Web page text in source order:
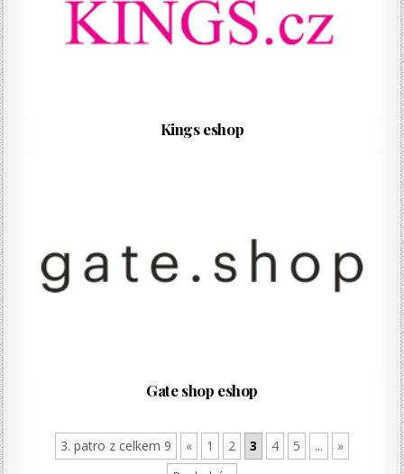
Kings eshop
Gate shop eshop
3. patro z celkem 9 « 1 2 3 4 5 ...
»